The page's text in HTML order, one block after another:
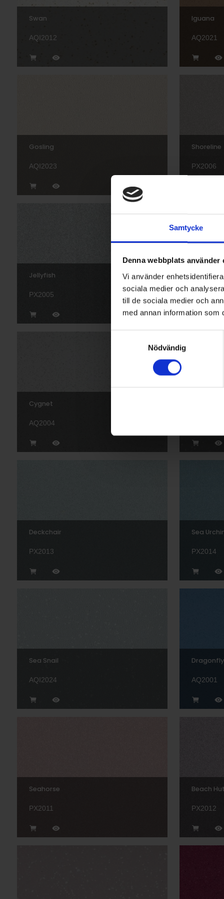
Samtycke
Denna webbplats använder
Vi använder
sociala medier och
till de sociala medier och
med annan information som
Nödvändig
Swan
AQI2012
Iguana
AQ2021
Gosling
AQI2023
Shoreline
PX2006
Jellyfish
PX2005
Puffin
AQI2005
Cygnet
AQ2004
Deckchair
PX2013
Sea
PX2014
Sea Snail
AQI2024
Dragonfly
AQ2001
Seahorse
PX2011
Beach
PX2012